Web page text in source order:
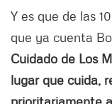
Y es que de las
que ya cuenta
Cuidado de Los
lugar que cuida,